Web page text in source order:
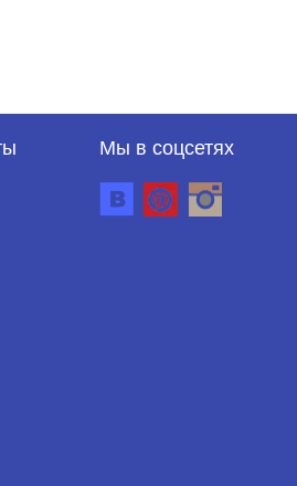
Мы в соцсетях